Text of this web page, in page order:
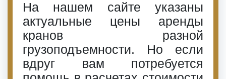
На нашем сайте указаны
актуальные цены аренды
кранов разной
грузоподъемности. Но если
вдруг вам потребуется